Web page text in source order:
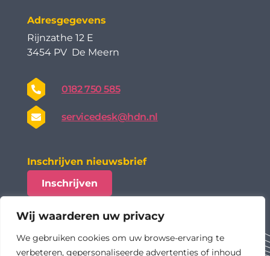
Wij waarderen uw privacy
We gebruiken cookies om uw browse-ervaring te
verbeteren, gepersonaliseerde advertenties of inhoud
Adresgegevens
Rijnzathe 12 E
3454 PV De Meern
0182 750 585
servicedesk@hdn.nl
Inschrijven nieuwsbrief
Inschrijven